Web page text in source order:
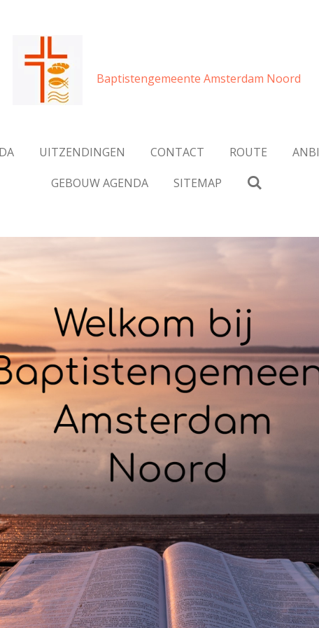
Baptistengemeente Amsterdam Noord
UITZENDINGEN CONTACT ROUTE ANBI
GEBOUW AGENDA
SITEMAP